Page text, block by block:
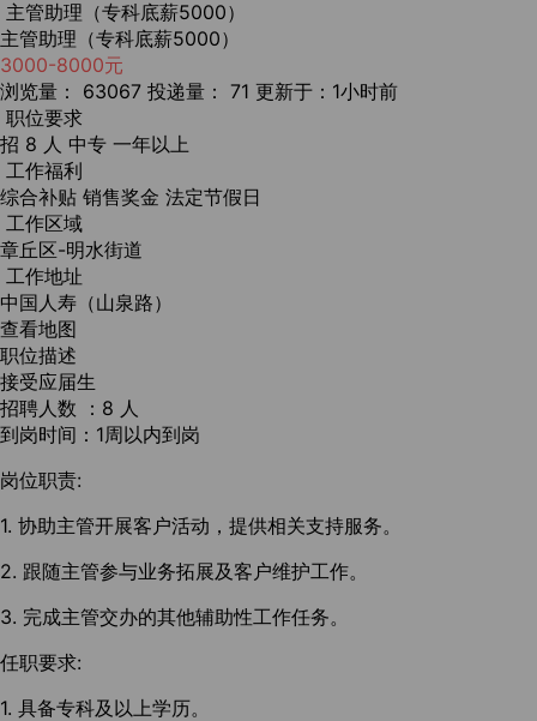
主管助理（专科底薪5000）
主管助理（专科底薪5000）
3000-8000元
浏览量： 63067 投递量： 71 更新于：1小时前
职位要求
招 8 人 中专 一年以上
工作福利
综合补贴 销售奖金 法定节假日
工作区域
章丘区-明水街道
工作地址
中国人寿（山泉路）
查看地图
职位描述
接受应届生
招聘人数 ：8 人
到岗时间：1周以内到岗
岗位职责:
1. 协助主管开展客户活动，提供相关支持服务。
2. 跟随主管参与业务拓展及客户维护工作。
3. 完成主管交办的其他辅助性工作任务。
任职要求:
1. 具备专科及以上学历。